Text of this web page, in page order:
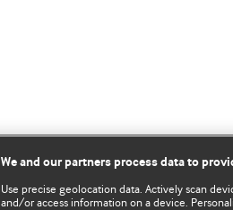
We and our partners process data to
Use precise geolocation data. Actively scan
and/or access information on a device.